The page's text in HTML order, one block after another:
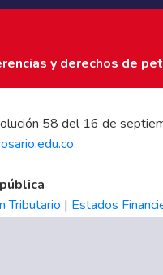
y derechos de
58 del 16 de
Tributario | Estados